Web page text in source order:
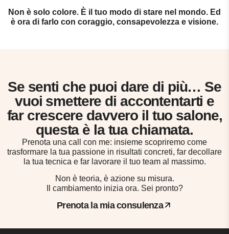
Non è solo colore. È il tuo modo di stare nel mondo. Ed
è ora di farlo con coraggio, consapevolezza e visione.
Se senti che puoi dare di più… Se
vuoi smettere di accontentarti e
far crescere davvero il tuo salone,
questa è la tua chiamata.
Prenota una call con me: insieme scopriremo come
trasformare la tua passione in risultati concreti, far decollare
la tua tecnica e far lavorare il tuo team al massimo.
Non è teoria, è azione su misura.
Il cambiamento inizia ora. Sei pronto?
Prenota la mia consulenza